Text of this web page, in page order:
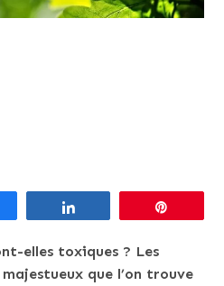
elles toxiques ? Les
que l’on trouve